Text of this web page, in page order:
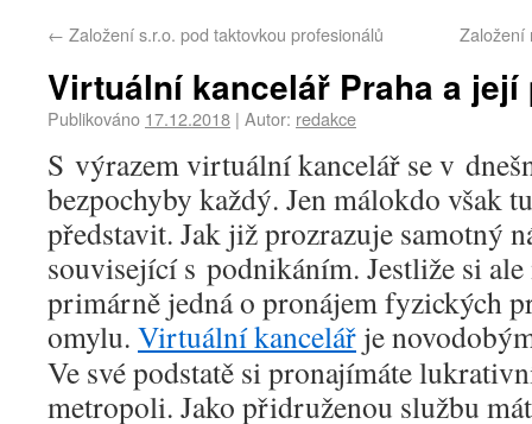
← Založení s.r.o. pod taktovkou profesionálů Založení
Virtuální kancelář Praha a
Publikováno 17.12.2018 | Autor: redakce
S výrazem virtuální kancelář se v
bezpochyby každý. Jen málokdo však
představit. Jak již prozrazuje samotný
související s podnikáním. Jestliže si ale
primárně jedná o pronájem fyzických
omylu. Virtuální kancelář je
Ve své podstatě si pronajímáte
metropoli. Jako přidruženou službu